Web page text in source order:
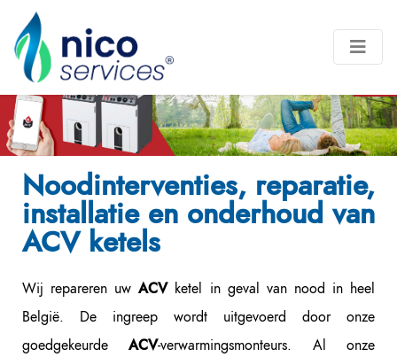
Noodinterventies, reparatie,
installatie en onderhoud van
ACV ketels
Wij repareren uwACVketel in geval van nood in heel
België. De ingreep wordt uitgevoerd door onze
goedgekeurdeACV-verwarmingsmonteurs. Al onze